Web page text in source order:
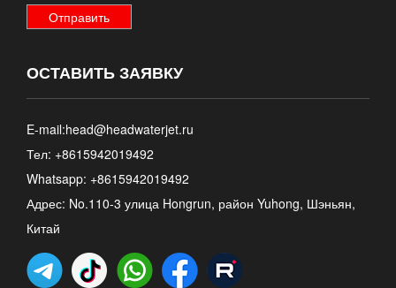
ОСТАВИТЬ ЗАЯВКУ
E-mail:head@headwaterjet.ru
Тел: +8615942019492
Whatsapp: +8615942019492
Адрес: No.110-3 улица Hongrun, район Yuhong, Шэньян,
Китай